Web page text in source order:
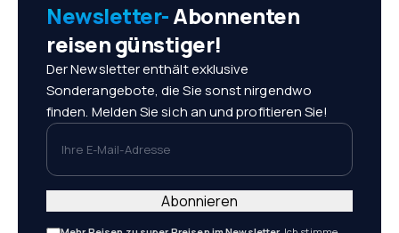
Newsletter-Abonnenten
reisen günstiger!
Der Newsletter enthält exklusive
Sonderangebote, die Sie sonst nirgendwo
finden. Melden Sie sich an und profitieren Sie!
Ihre E-Mail-Adresse
Abonnieren